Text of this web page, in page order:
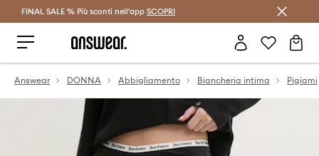
Risparmia con Answear Club >
FINAL SALE % Più sconti nell'app SCOPRI
Answear DONNA Abbigliamento Biancheria intima Pigiami